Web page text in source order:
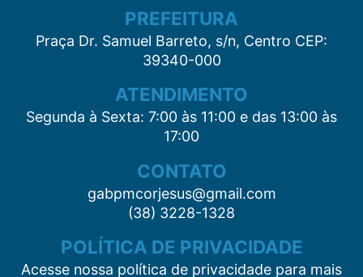
PREFEITURA
Praça Dr. Samuel Barreto, s/n, Centro CEP:
39340-000
ATENDIMENTO
Segunda à Sexta: 7:00 às 11:00 e das 13:00 às
17:00
CONTATO
gabpmcorjesus@gmail.com
(38) 3228-1328
POLÍTICA DE PRIVACIDADE
Acesse nossa política de privacidade para mais